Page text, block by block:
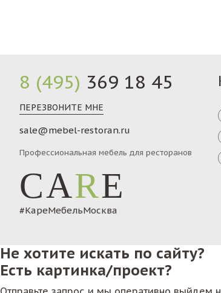
8 (495) 369 18 45
ПЕРЕЗВОНИТЕ МНЕ
sale@mebel-restoran.ru
Профессиональная мебель для ресторанов
CARE
#КареМебельМосква
Не хотите искать по сайту?
Есть картинка/проект?